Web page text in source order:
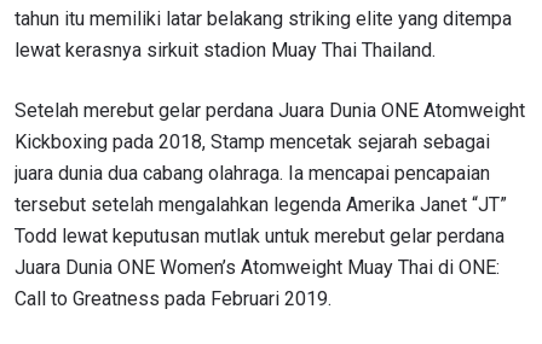
tahun itu memiliki latar belakang striking elite yang ditempa
lewat kerasnya sirkuit stadion Muay Thai Thailand.
Setelah merebut gelar perdana Juara Dunia ONE Atomweight
Kickboxing pada 2018, Stamp mencetak sejarah sebagai
juara dunia dua cabang olahraga. Ia mencapai pencapaian
tersebut setelah mengalahkan legenda Amerika Janet “JT”
Todd lewat keputusan mutlak untuk merebut gelar perdana
Juara Dunia ONE Women’s Atomweight Muay Thai di ONE:
Call to Greatness pada Februari 2019.